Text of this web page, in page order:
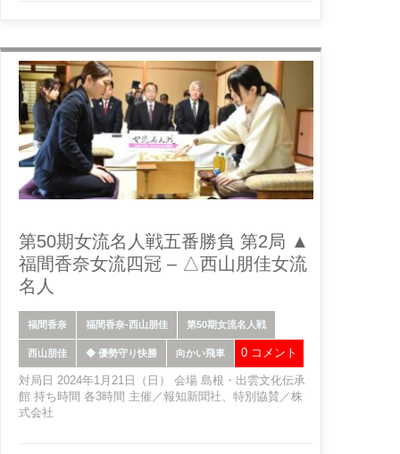
第50期女流名人戦五番勝負 第2局 ▲
福間香奈女流四冠 – △西山朋佳女流
名人
福間香奈 福間香奈-西山朋佳 第50期女流名人戦
西山朋佳 ◆ 優勢守り快勝 向かい飛車 0 コメント
対局日 2024年1月21日（日） 会場 島根・出雲文化伝承
館 持ち時間 各3時間 主催／報知新聞社、特別協賛／株
式会社